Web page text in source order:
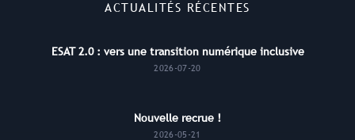
ACTUALITÉS RÉCENTES
ESAT 2.0 : vers une transition numérique inclusive
2026-07-20
Nouvelle recrue !
2026-05-21